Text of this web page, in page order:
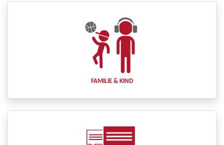
FAMILIE & KIND